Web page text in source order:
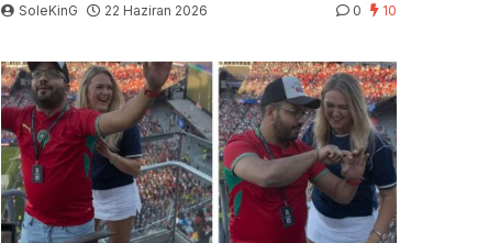
SoleKinG 22 Haziran 2026 0 10